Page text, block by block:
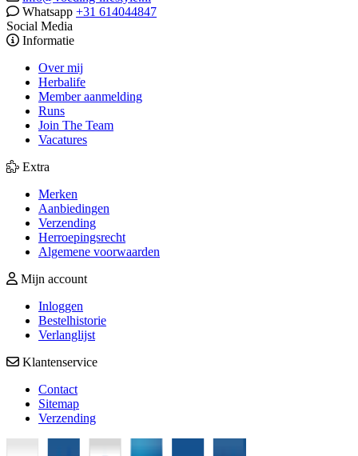
Whatsapp +31 614044847
Social Media
Informatie
Over mij
Herbalife
Member aanmelding
Runs
Join The Team
Vacatures
Extra
Merken
Aanbiedingen
Verzending
Herroepingsrecht
Algemene voorwaarden
Mijn account
Inloggen
Bestelhistorie
Verlanglijst
Klantenservice
Contact
Sitemap
Verzending